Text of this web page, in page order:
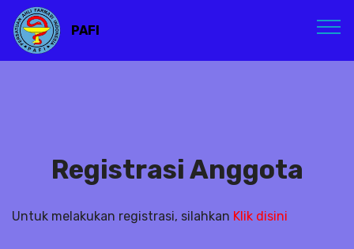
PAFI
Registrasi Anggota
Untuk melakukan registrasi, silahkan Klik disini